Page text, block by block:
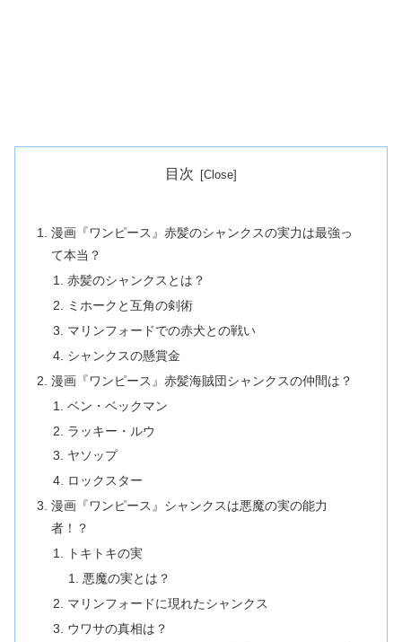
目次
漫画『ワンピース』赤髪のシャンクスの実力は最強っ
て本当？
赤髪のシャンクスとは？
ミホークと互角の剣術
マリンフォードでの赤犬との戦い
シャンクスの懸賞金
漫画『ワンピース』赤髪海賊団シャンクスの仲間は？
ベン・ベックマン
ラッキー・ルウ
ヤソップ
ロックスター
漫画『ワンピース』シャンクスは悪魔の実の能力
者！？
トキトキの実
悪魔の実とは？
マリンフォードに現れたシャンクス
ウワサの真相は？